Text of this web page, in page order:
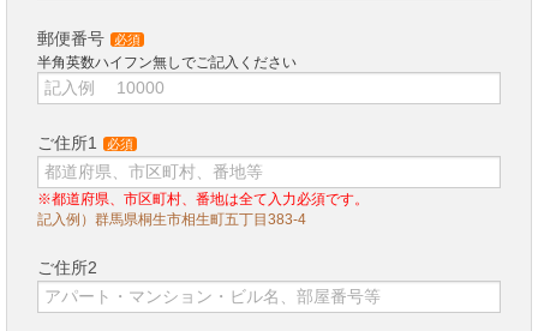
郵便番号 必須
半角英数ハイフン無しでご記入ください
ご住所1 必須
※都道府県、市区町村、番地は全て入力必須です。
記入例）群馬県桐生市相生町五丁目383-4
ご住所2